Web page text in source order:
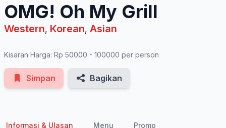
OMG! Oh My Grill
Western, Korean, Asian
Kisaran Harga: Rp 50000 - 100000 per person
Simpan Bagikan
Informasi & Ulasan Menu Promo